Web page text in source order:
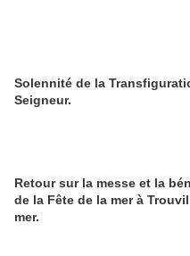
Solennité de la
Seigneur.
Retour sur la messe et la
de la Fête de la mer à
mer.